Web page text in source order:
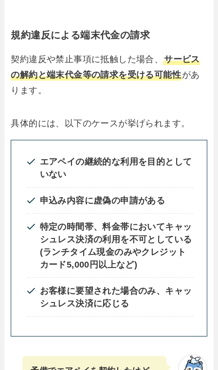
規約違反による端末代金の請求
契約違反や禁止事項に抵触した場合、サービス
の解約と端末代金等の請求を受ける可能性があ
ります。
具体的には、以下のケースが挙げられます。
エアペイの継続的な利用を目的として
いない
申込み内容に虚偽の申請がある
特定の時間帯、料金帯においてキャッ
シュレス決済の利用を不可としている
(ランチタイム現金のみやクレジット
カード5,000円以上など)
お客様に要望された場合のみ、キャッ
シュレス決済に応じる